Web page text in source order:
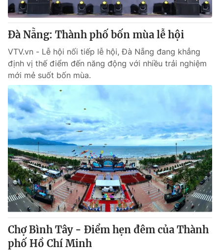
Tư vấn
Chuyên mục khác
Emagazine Podcast
Photo Infographic
Video
VTV Money VTV Thể thao
VTV Sức khoẻ Bất động sản
Thị trường 24h Tấm lòng Việt
VTV4 Vươn mình bằng AI
VTV9 VTV8
Đà Nẵng: Thành phố bốn mùa lễ hội
VTV.vn - Lễ hội nối tiếp lễ hội, Đà Nẵng đang khẳng
định vị thế điểm đến năng động với nhiều trải nghiệm
mới mẻ suốt bốn mùa.
Chợ Bình Tây - Điểm hẹn đêm của Thành
phố Hồ Chí Minh